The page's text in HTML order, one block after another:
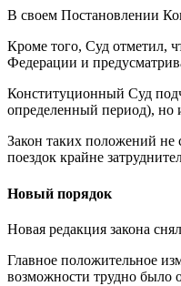
В своем Постановлении
Кроме того, Суд отметил,
Федерации и
Конституционный Суд
определенный период), но
Закон таких положений не
поездок крайне
Новый порядок
Новая редакция закона
Главное положительное
возможности трудно было